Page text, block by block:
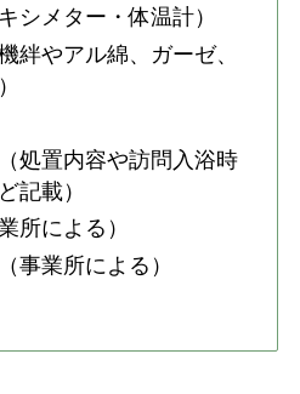
シメター・体温計）
絆やアル綿、ガーゼ、
処置内容や訪問入浴時
記載）
所による）
事業所による）